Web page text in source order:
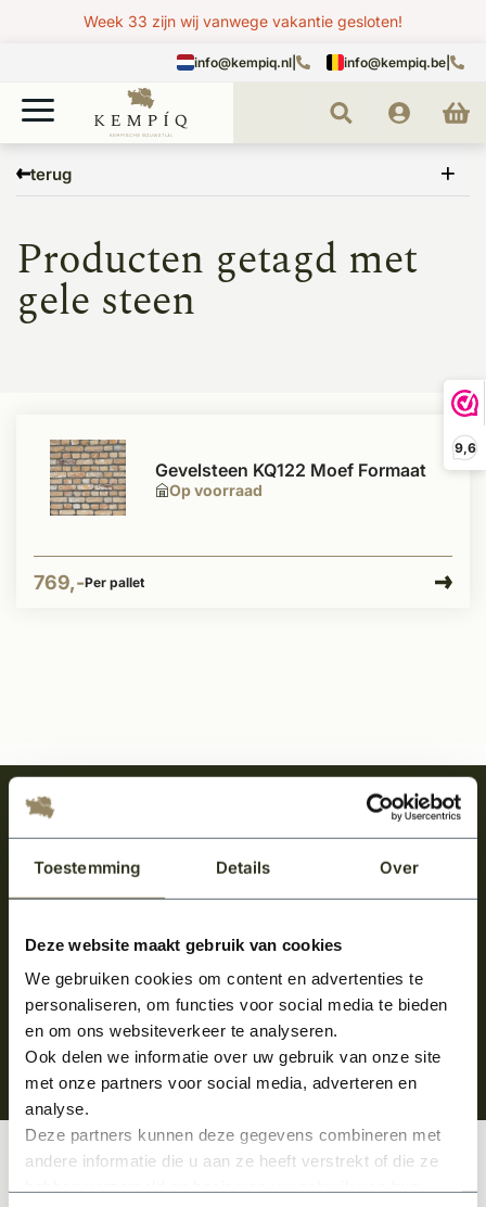
Toestemming Details Over
Deze website maakt gebruik van cookies
We gebruiken cookies om content en advertenties te
personaliseren, om functies voor social media te bieden
en om ons websiteverkeer te analyseren.
Ook delen we informatie over uw gebruik van onze site
met onze partners voor social media, adverteren en
analyse.
Deze partners kunnen deze gegevens combineren met
andere informatie die u aan ze heeft verstrekt of die ze
9,6
Week 33 zijn wij vanwege vakantie gesloten!
info@kempiq.nl info@kempiq.be
terug
gele steen
Producten getagd met
gele steen
Op voorraad
Gevelsteen KQ122 Moef Formaat
769,-Per pallet
Meld je aan en ontvang het laatste nieuws
over onze kempische bouwstijl!
Aanmelden voor de nieuwsbrief
Klantenservice